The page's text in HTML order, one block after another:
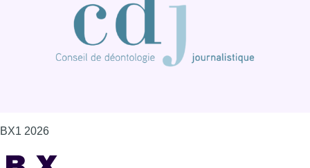
BX1 2026